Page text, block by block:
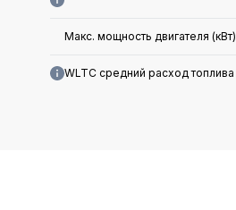
Макс. мощность двигателя (кВт)
WLTC средний расход топлива